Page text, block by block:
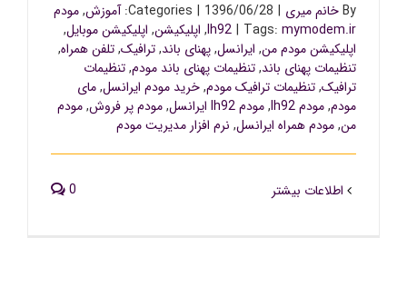
Byخانم میری |
1396/06/28
|
Categories: آموزش,مودم
lh92 | Tags: mymodem.ir
, اپلیکیشن, اپلیکیشن موبایل,
اپلیکیشن مودم من, ایرانسل,پهنای باند,ترافیک,تلفن همراه,
تنظیمات پهنای باند,تنظیمات پهنای باند مودم,تنظیمات
ترافیک,تنظیمات ترافیک مودم,خرید مودم ایرانسل,مای
مودم,مودم lh92 ,مودم lh92 ایرانسل ,مودم پر فروش,مودم
من,مودم همراه ایرانسل, نرم افزار مدیریت مودم
اطلاعات بیشتر 0